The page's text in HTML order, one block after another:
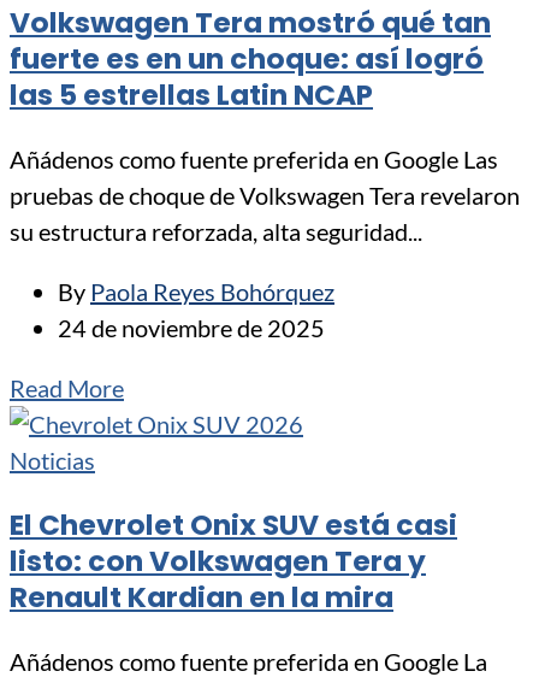
Volkswagen Tera mostró qué tan
fuerte es en un choque: así logró
las 5 estrellas Latin NCAP
Añádenos como fuente preferida en Google Las
pruebas de choque de Volkswagen Tera revelaron
su estructura reforzada, alta seguridad...
By Paola Reyes Bohórquez
24 de noviembre de 2025
Read More
Noticias
El Chevrolet Onix SUV está casi
listo: con Volkswagen Tera y
Renault Kardian en la mira
Añádenos como fuente preferida en Google La